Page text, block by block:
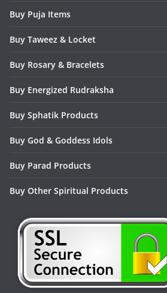
Buy Puja Items
Buy Taweez & Locket
Buy Rosary & Bracelets
Buy Energized Rudraksha
Buy Sphatik Products
Buy God & Goddess Idols
Buy Parad Products
Buy Other Spiritual Products